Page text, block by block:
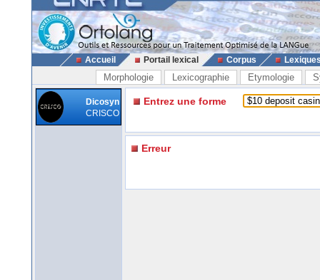
Accueil Portail lexical Corpus
Morphologie Lexicographie Etymologie
Dicosyn
CRISCO
Entrez une forme
Erreur